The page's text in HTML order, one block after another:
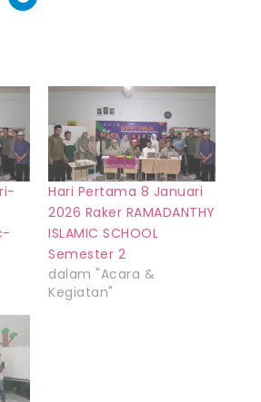
Hari Pertama 8 Januari
2026 Raker RAMADANTHY
ISLAMIC SCHOOL
Semester 2
dalam "Acara &
Kegiatan"